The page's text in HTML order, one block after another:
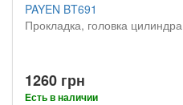
PAYEN BT691
Прокладка, головка цилиндра
1260 грн
Есть в наличии